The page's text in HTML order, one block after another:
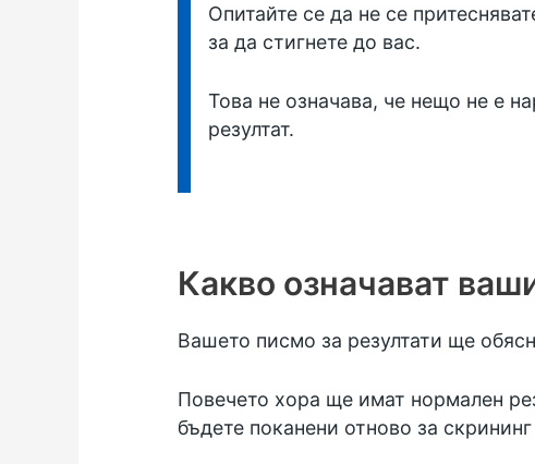
Опитайте се да не се
за да стигнете до вас.
Това не означава, че нещо не е
резултат.
Какво означават
Вашето писмо за резултати ще
Повечето хора ще имат нормален
бъдете поканени отново за